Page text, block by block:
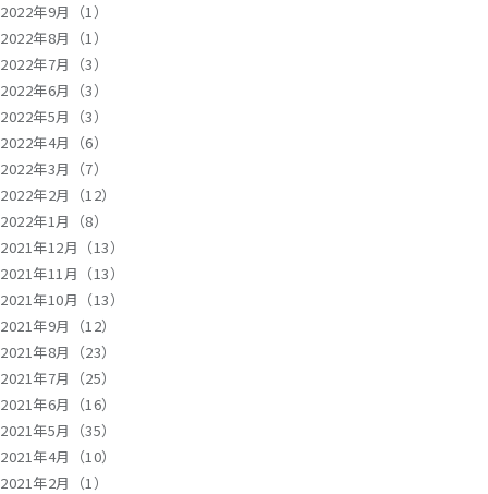
2022年9月（1）
2022年8月（1）
2022年7月（3）
2022年6月（3）
2022年5月（3）
2022年4月（6）
2022年3月（7）
2022年2月（12）
2022年1月（8）
2021年12月（13）
2021年11月（13）
2021年10月（13）
2021年9月（12）
2021年8月（23）
2021年7月（25）
2021年6月（16）
2021年5月（35）
2021年4月（10）
2021年2月（1）